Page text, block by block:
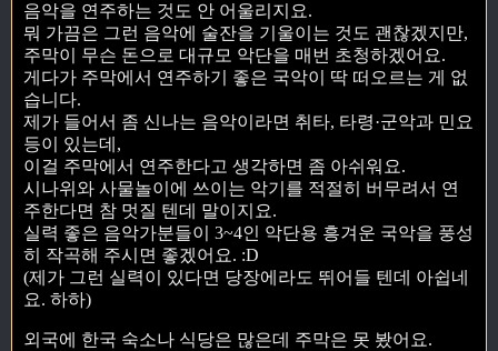
음악을 연주하는 것도 안 어울리지요.
뭐 가끔은 그런 음악에 술잔을 기울이는 것도 괜찮겠지만,
주막이 무슨 돈으로 대규모 악단을 매번 초청하겠어요.
게다가 주막에서 연주하기 좋은 국악이 딱 떠오르는 게 없
습니다.
제가 들어서 좀 신나는 음악이라면 취타, 타령·군악과 민요
등이 있는데,
이걸 주막에서 연주한다고 생각하면 좀 아쉬워요.
시나위와 사물놀이에 쓰이는 악기를 적절히 버무려서 연
주한다면 참 멋질 텐데 말이지요.
실력 좋은 음악가분들이 3~4인 악단용 흥겨운 국악을 풍성
히 작곡해 주시면 좋겠어요. :D
(제가 그런 실력이 있다면 당장에라도 뛰어들 텐데 아쉽네
요. 하하)
외국에 한국 숙소나 식당은 많은데 주막은 못 봤어요.